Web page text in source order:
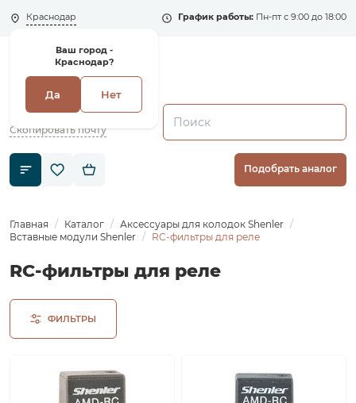
Краснодар
Ваш город -
Краснодар?
Да Нет
График работы: Пн-пт с 9:00 до 18:00
Скопировать почту
Подобрать аналог
Главная Каталог
Аксессуары для колодок Shenler
Вставные модули Shenler
RC-фильтры для реле
RC-фильтры для реле
ФИЛЬТРЫ